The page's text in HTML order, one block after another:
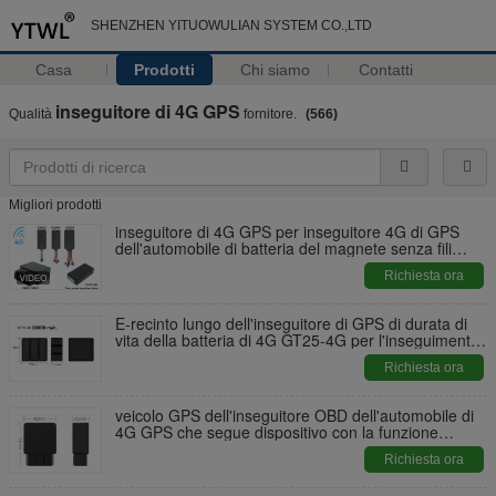
SHENZHEN YITUOWULIAN SYSTEM CO.,LTD
Casa Prodotti Chi siamo Contatti
Qualità inseguitore di 4G GPS fornitore. (566)
Migliori prodotti
inseguitore di 4G GPS per inseguitore 4G di GPS
dell'automobile di batteria del magnete senza fili
Richiesta ora
E-recinto lungo dell'inseguitore di GPS di durata di
vita della batteria di 4G GT25-4G per l'inseguimento
Richiesta ora
veicolo GPS dell'inseguitore OBD dell'automobile di
4G GPS che segue dispositivo con la funzione
Richiesta ora